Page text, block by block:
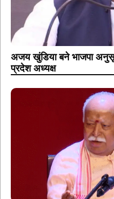
अजय खुंडिया बने भाजपा
प्रदेश अध्यक्ष